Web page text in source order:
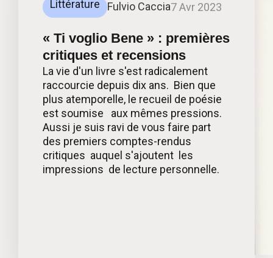
Littérature Fulvio Caccia7 Avr 2023
« Ti voglio Bene » : premières
critiques et recensions
La vie d'un livre s'est radicalement
raccourcie depuis dix ans. Bien que
plus atemporelle, le recueil de poésie
est soumise aux mêmes pressions.
Aussi je suis ravi de vous faire part
des premiers comptes-rendus
critiques auquel s'ajoutent les
impressions de lecture personnelle.